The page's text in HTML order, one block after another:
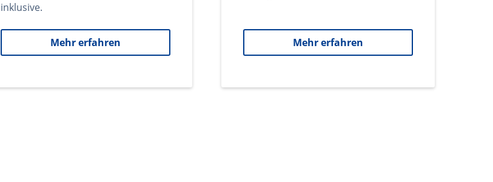
inklusive.
Mehr erfahren Mehr erfahren